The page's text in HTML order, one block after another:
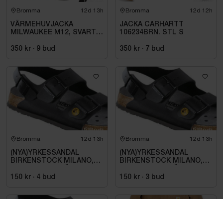
Bromma 12d 13h
VÄRMEHUVJACKA
MILWAUKEE M12, SVART
350 kr · 9 bud
Bromma 12d 12h
JACKA CARHARTT
106234BRN. STL S
350 kr · 7 bud
Bromma 12d 13h
(NYA)YRKESSANDAL
BIRKENSTOCK MILANO,
SVART. STL 42
150 kr · 4 bud
Bromma 12d 13h
(NYA)YRKESSANDAL
BIRKENSTOCK MILANO,
SVART. STL 42
150 kr · 3 bud